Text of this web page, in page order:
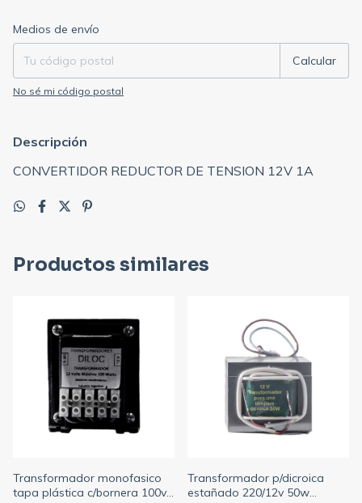
Entregas para el CP:
Medios de envío
Calcular
No sé mi código postal
Descripción
CONVERTIDOR REDUCTOR DE TENSION 12V 1A
Productos similares
Transformador monofasico
tapa plástica c/bornera 100va
Transformador p/dicroica
estañado 220/12v 50w